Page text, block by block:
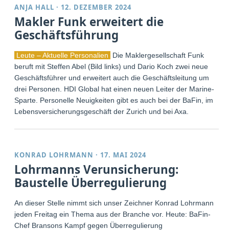
ANJA HALL · 12. DEZEMBER 2024
Makler Funk erweitert die
Geschäftsführung
Leute – Aktuelle Personalien
Die Maklergesellschaft Funk
beruft mit Steffen Abel (Bild links) und Dario Koch zwei neue
Geschäftsführer und erweitert auch die Geschäftsleitung um
drei Personen. HDI Global hat einen neuen Leiter der Marine-
Sparte. Personelle Neuigkeiten gibt es auch bei der BaFin, im
Lebensversicherungsgeschäft der Zurich und bei Axa.
KONRAD LOHRMANN · 17. MAI 2024
Lohrmanns Verunsicherung:
Baustelle Überregulierung
An dieser Stelle nimmt sich unser Zeichner Konrad Lohrmann
jeden Freitag ein Thema aus der Branche vor. Heute: BaFin-
Chef Bransons Kampf gegen Überregulierung